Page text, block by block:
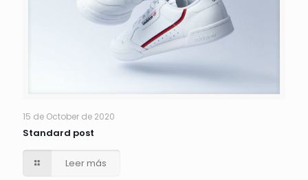
15 de October de 2020
Standard post
Leer más